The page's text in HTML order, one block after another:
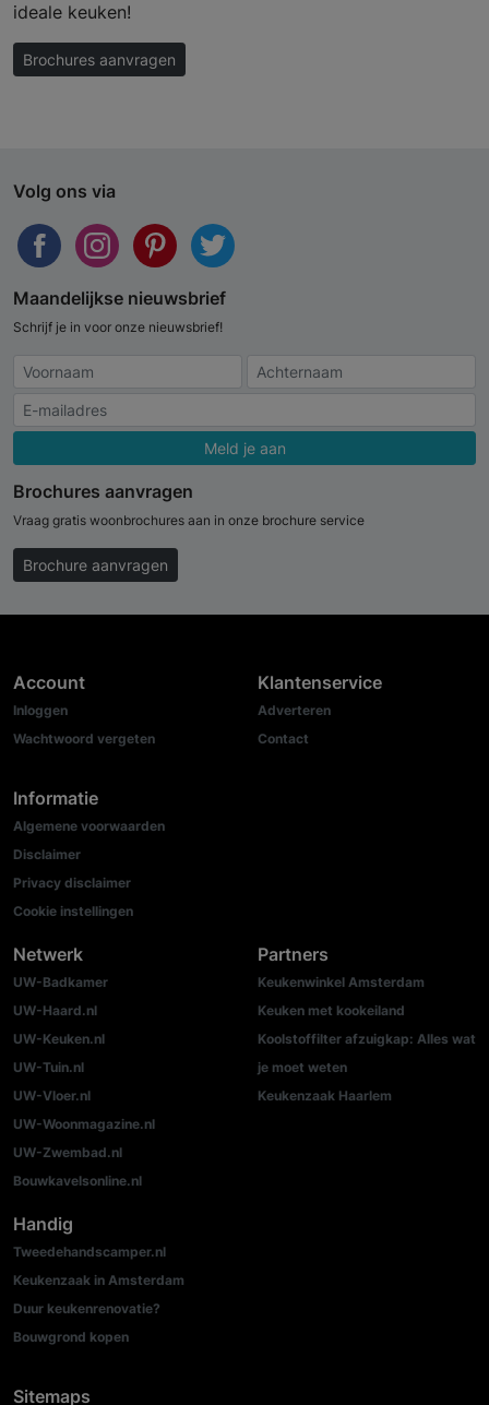
ideale keuken!
Brochures aanvragen
Volg ons via
Maandelijkse nieuwsbrief
Schrijf je in voor onze nieuwsbrief!
Meld je aan
Brochures aanvragen
Vraag gratis woonbrochures aan in onze brochure service
Brochure aanvragen
Account
Inloggen
Wachtwoord vergeten
Informatie
Algemene voorwaarden
Disclaimer
Privacy disclaimer
Cookie instellingen
Klantenservice
Adverteren
Contact
Netwerk
UW-Badkamer
UW-Haard.nl
UW-Keuken.nl
UW-Tuin.nl
UW-Vloer.nl
UW-Woonmagazine.nl
UW-Zwembad.nl
Bouwkavelsonline.nl
Partners
Keukenwinkel Amsterdam
Keuken met kookeiland
Koolstoffilter afzuigkap: Alles wat
je moet weten
Keukenzaak Haarlem
Handig
Tweedehandscamper.nl
Keukenzaak in Amsterdam
Duur keukenrenovatie?
Bouwgrond kopen
Sitemaps